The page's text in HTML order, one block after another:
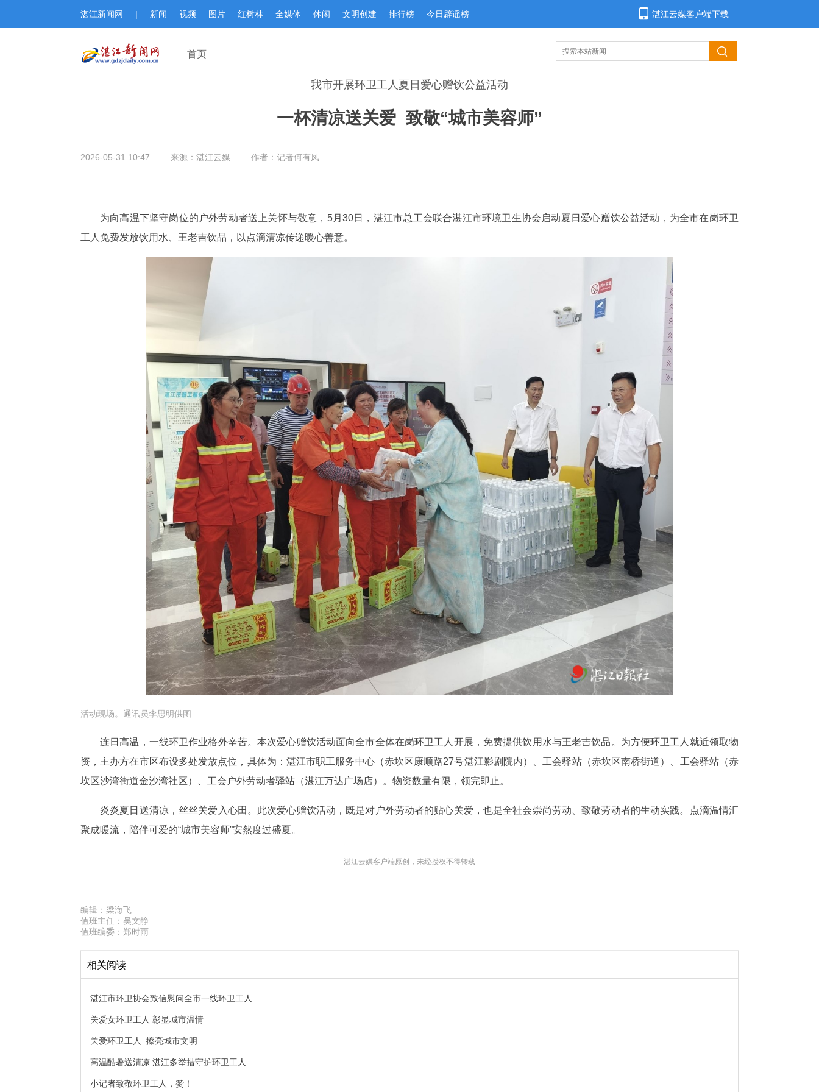
湛江新闻网 | 新闻 视频 图片 红树林 全媒体 休闲 文明创建 排行榜 今日辟谣榜 湛江云媒客户端下载
首页
我市开展环卫工人夏日爱心赠饮公益活动
一杯清凉送关爱  致敬“城市美容师”
2026-05-31 10:47 来源：湛江云媒 作者：记者何有凤
为向高温下坚守岗位的户外劳动者送上关怀与敬意，5月30日，湛江市总工会联合湛江市环境卫生协会启动夏日爱心赠饮公益活动，为全市在岗环卫
工人免费发放饮用水、王老吉饮品，以点滴清凉传递暖心善意。
活动现场。通讯员李思明供图
连日高温，一线环卫作业格外辛苦。本次爱心赠饮活动面向全市全体在岗环卫工人开展，免费提供饮用水与王老吉饮品。为方便环卫工人就近领取物
资，主办方在市区布设多处发放点位，具体为：湛江市职工服务中心（赤坎区康顺路27号湛江影剧院内）、工会驿站（赤坎区南桥街道）、工会驿站（赤
坎区沙湾街道金沙湾社区）、工会户外劳动者驿站（湛江万达广场店）。物资数量有限，领完即止。
炎炎夏日送清凉，丝丝关爱入心田。此次爱心赠饮活动，既是对户外劳动者的贴心关爱，也是全社会崇尚劳动、致敬劳动者的生动实践。点滴温情汇
聚成暖流，陪伴可爱的“城市美容师”安然度过盛夏。
湛江云媒客户端原创，未经授权不得转载
编辑： 梁海飞
值班主任： 吴文静
值班编委： 郑时雨
相关阅读
湛江市环卫协会致信慰问全市一线环卫工人
关爱女环卫工人 彰显城市温情
关爱环卫工人 擦亮城市文明
高温酷暑送清凉 湛江多举措守护环卫工人
小记者致敬环卫工人，赞！